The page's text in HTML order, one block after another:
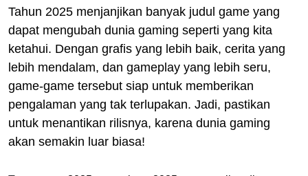
Tahun 2025 menjanjikan banyak judul game yang
dapat mengubah dunia gaming seperti yang kita
ketahui. Dengan grafis yang lebih baik, cerita yang
lebih mendalam, dan gameplay yang lebih seru,
game-game tersebut siap untuk memberikan
pengalaman yang tak terlupakan. Jadi, pastikan
untuk menantikan rilisnya, karena dunia gaming
akan semakin luar biasa!